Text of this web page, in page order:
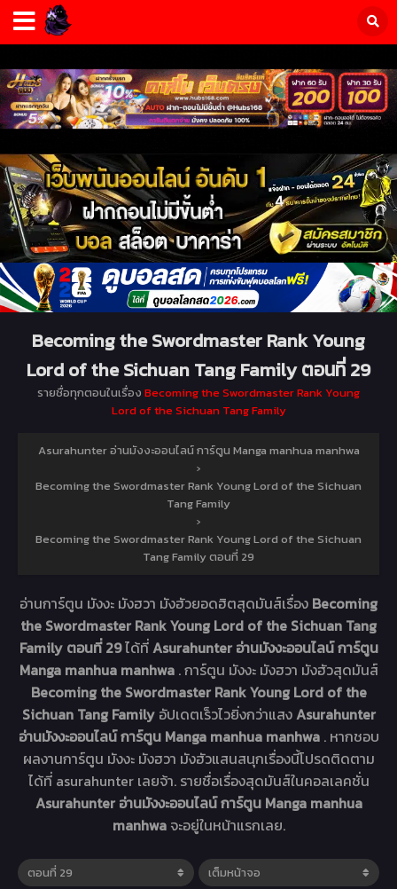
Becoming the Swordmaster Rank Young
Lord of the Sichuan Tang Family ตอนที่ 29
รายชื่อทุกตอนในเรื่อง Becoming the Swordmaster Rank Young
Lord of the Sichuan Tang Family
Asurahunter อ่านมังงะออนไลน์ การ์ตูน Manga manhua manhwa
›
Becoming the Swordmaster Rank Young Lord of the Sichuan
Tang Family
›
Becoming the Swordmaster Rank Young Lord of the Sichuan
Tang Family ตอนที่ 29
อ่านการ์ตูน มังงะ มังฮวา มังฮัวยอดฮิตสุดมันส์เรื่อง Becoming
the Swordmaster Rank Young Lord of the Sichuan Tang
Family ตอนที่ 29ได้ที่Asurahunter อ่านมังงะออนไลน์ การ์ตูน
Manga manhua manhwa . การ์ตูน มังงะ มังฮวา มังฮัวสุดมันส์
Becoming the Swordmaster Rank Young Lord of the
Sichuan Tang Family อัปเดตเร็วไวยิ่งกว่าแสงAsurahunter
อ่านมังงะออนไลน์ การ์ตูน Manga manhua manhwa . หากชอบ
ผลงานการ์ตูน มังงะ มังฮวา มังฮัวแสนสนุกเรื่องนี้โปรดติดตาม
ได้ที่ asurahunter เลยจ้า. รายชื่อเรื่องสุดมันส์ในคอลเลคชั่น
Asurahunter อ่านมังงะออนไลน์ การ์ตูน Manga manhua
manhwa จะอยู่ในหน้าแรกเลย.